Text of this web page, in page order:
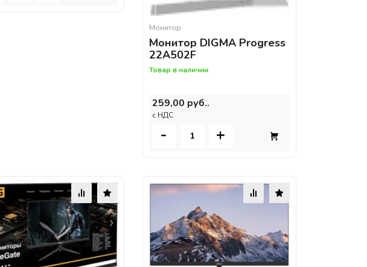
Монитор
Монитор DIGMA Progress
22A502F
Товар в наличии
259,00 руб..
c НДС
- +